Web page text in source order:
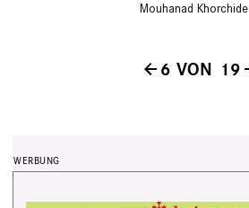
Mouhanad Khorchide
6 VON 19